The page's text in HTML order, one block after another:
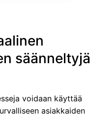
säänneltyjä
voidaan käyttää
asiakkaiden